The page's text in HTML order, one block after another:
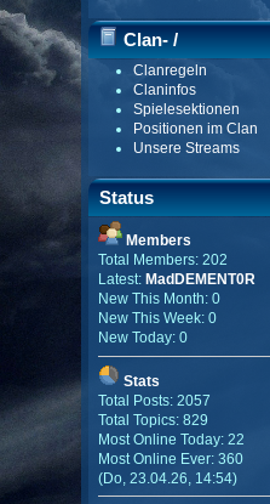
Clan- /
Gildenmenü
Clanregeln
Claninfos
Spielesektionen
Positionen im Clan
Unsere Streams
Status
Members
Total Members: 202
Latest: MadDEMENT0R
New This Month: 0
New This Week: 0
New Today: 0
Stats
Total Posts: 2057
Total Topics: 829
Most Online Today: 22
Most Online Ever: 360
(Do, 23.04.26, 14:54)